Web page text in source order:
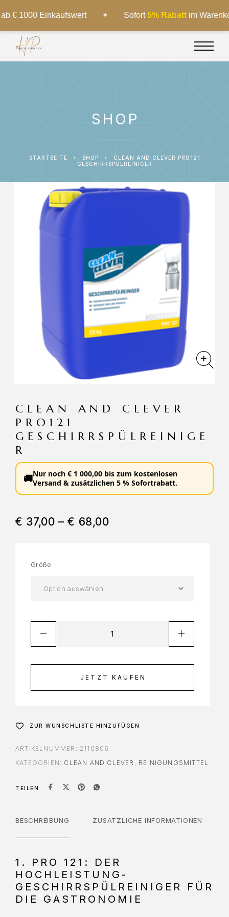
1000 Einkaufswert ✦ Sofort5% Rabattim Warenkorb
SHOP
STARTSEITE SHOP
CLEAN AND CLEVER PRO121
GESCHIRRSPÜLREINIGER
CLEAN AND CLEVER
PRO121
GESCHIRRSPÜLREINIGE
R
🚚Nur noch € 1 000,00 bis zum kostenlosen
Versand & zusätzlichen 5 % Sofortrabatt.
€ 37,00 –€ 68,00
Größe
JETZT KAUFEN
ZUR WUNSCHLISTE HINZUFÜGEN
ARTIKELNUMMER: 2110806
KATEGORIEN: CLEAN AND CLEVER , REINIGUNGSMITTEL
TEILEN
BESCHREIBUNG ZUSÄTZLICHE INFORMATIONEN
1. PRO 121: DER
HOCHLEISTUNG-
GESCHIRRSPÜLREINIGER FÜR
DIE GASTRONOMIE